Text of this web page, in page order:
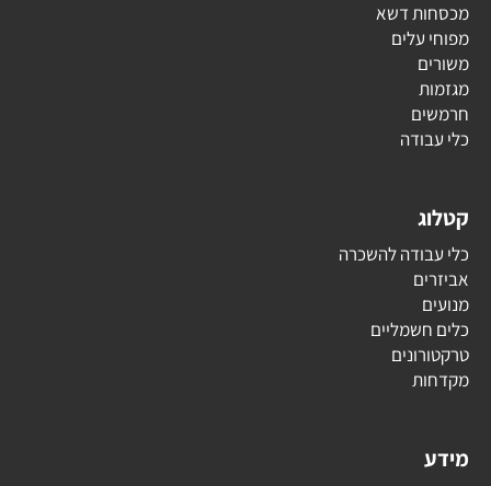
מכסחות דשא
מפוחי עלים
משורים
מגזמות
חרמשים
כלי עבודה
קטלוג
כלי עבודה להשכרה
אביזרים
מנועים
כלים חשמליים
טרקטורונים
מקדחות
מידע